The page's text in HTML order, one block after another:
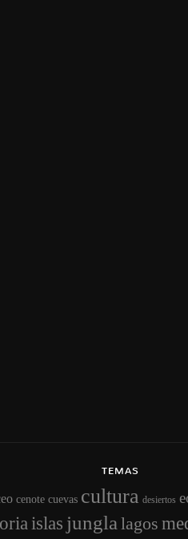
TEMAS
cenote cuevas cultura desiertos
islas jungla lagos